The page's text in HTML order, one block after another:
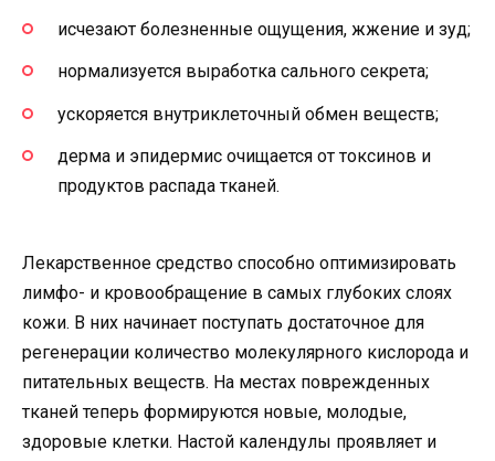
исчезают болезненные ощущения, жжение и зуд;
нормализуется выработка сального секрета;
ускоряется внутриклеточный обмен веществ;
дерма и эпидермис очищается от токсинов и
продуктов распада тканей.
Лекарственное средство способно оптимизировать
лимфо- и кровообращение в самых глубоких слоях
кожи. В них начинает поступать достаточное для
регенерации количество молекулярного кислорода и
питательных веществ. На местах поврежденных
тканей теперь формируются новые, молодые,
здоровые клетки. Настой календулы проявляет и